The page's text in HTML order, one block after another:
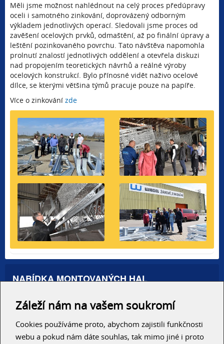
Měli jsme možnost nahlédnout na celý proces předúpravy
oceli i samotného zinkování, doprovázený odborným
výkladem jednotlivých operací. Sledovali jsme proces od
zavěšení ocelových prvků, odmaštění, až po finální úpravy a
leštění pozinkovaného povrchu. Tato návštěva napomohla
prolnutí znalostí jednotlivých oddělení a otevřela diskuzi
nad propojením teoretických návrhů a reálné výroby
ocelových konstrukcí. Bylo přínosné vidět naživo ocelové
dílce, se kterými většina týmů pracuje pouze na papíře.
Více o zinkování zde
NABÍDKA MONTOVANÝCH HAL
Autosalony, servisy
Skladové haly
Zemědělské haly
Záleží nám na vašem soukromí
Cookies používáme proto, abychom zajistili funkčnosti
webu a pokud nám dáte souhlas, tak mimo jiné i proto